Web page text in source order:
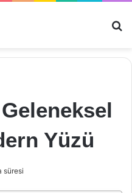
Geleneksel
Yüzü
süresi